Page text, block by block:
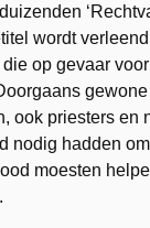
wordt
op gevaar
ook priesters en
nodig hadden
moesten